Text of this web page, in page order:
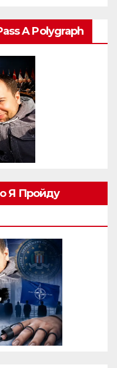
A Polygraph
Я Пройду